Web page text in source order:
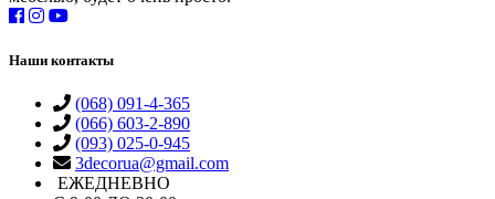
Наши контакты
(068) 091-4-365
(066) 603-2-890
(093) 025-0-945
3decorua@gmail.com
ЕЖЕДНЕВНО